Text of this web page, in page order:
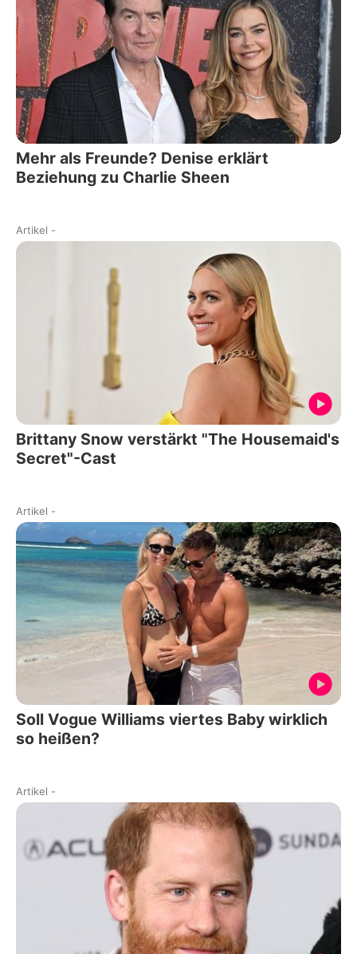
Mehr als Freunde? Denise erklärt
Beziehung zu Charlie Sheen
Artikel -
Brittany Snow verstärkt "The Housemaid's
Secret"-Cast
Artikel -
Soll Vogue Williams viertes Baby wirklich
so heißen?
Artikel -